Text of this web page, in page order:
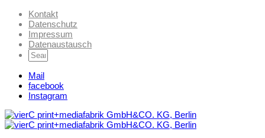
Kontakt
Datenschutz
Impressum
Datenaustausch
Mail
facebook
Instagram